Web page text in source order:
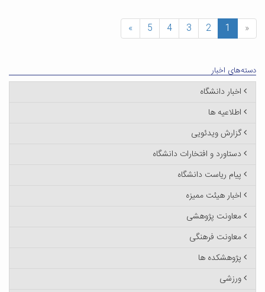
«
1
2
3
4
5
»
دسته‌های اخبار
اخبار دانشگاه
اطلاعیه ها
گزارش ویدئویی
دستاورد و افتخارات دانشگاه
پیام ریاست دانشگاه
اخبار هیئت ممیزه
معاونت پژوهشی
معاونت فرهنگی
پژوهشکده ها
ورزشی